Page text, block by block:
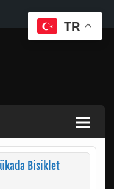
Bisiklet
TR